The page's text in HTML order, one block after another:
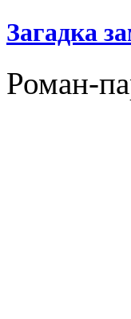
Загадка
Роман-